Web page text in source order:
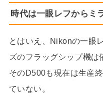
時代は一眼レフからミ
とはいえ、Nikonの一眼
ズのフラッグシップ機は
そのD500も現在は生産
ていない。